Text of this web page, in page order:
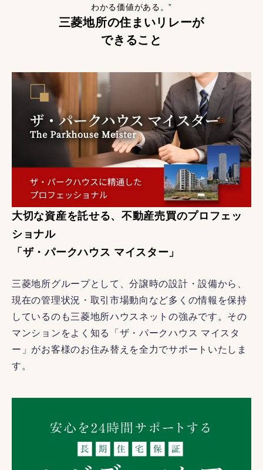
わかる価値がある。”
三菱地所の住まいリレーが
できること
大切な資産を託せる、不動産売買のプロフェッ
ショナル
「ザ・パークハウス マイスター」
三菱地所グループとして、分譲時の設計・設備から、
現在の管理状況・取引市場動向など多くの情報を保持
しているのも三菱地所ハウスネットの強みです。その
マンションをよく知る「ザ・パークハウス マイスタ
ー」がお客様のお住み替えを全力でサポートいたしま
す。